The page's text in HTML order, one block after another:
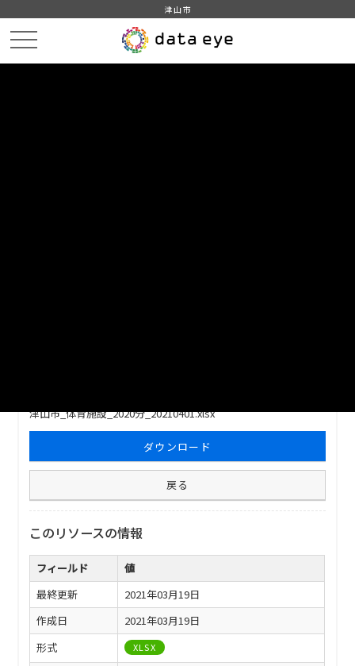
津山市
津山市_体育施設_2020分_20210401.xlsx
ダウンロード
戻る
このリソースの情報
フィールド
値
最終更新
2021年03月19日
作成日
2021年03月19日
形式
XLSX